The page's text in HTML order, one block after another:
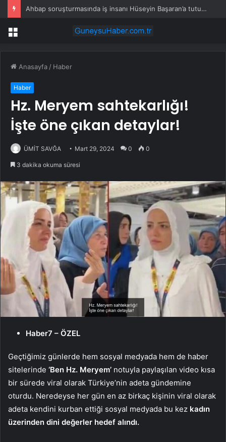
Ahbap soruşturmasında iş insanı Hüseyin Başaran’a tutuklama talebi
Menü
Anasayfa / Haber
Haber
Hz. Meryem sahtekarlığı!
İşte öne çıkan detaylar!
ÜMİT SAVĞA Mart 29, 2024 0 0
3 dakika okuma süresi
Haber7 – ÖZEL
Geçtiğimiz günlerde hem sosyal medyada hem de haber
sitelerinde ‘Ben Hz. Meryem’ notuyla paylaşılan video kısa
bir sürede viral olarak Türkiye’nin adeta gündemine
oturdu. Neredeyse her gün en az birkaç kişinin viral olarak
adeta kendini kurban ettiği sosyal medyada bu kez kadın
üzerinden dini değerler hedef alındı.